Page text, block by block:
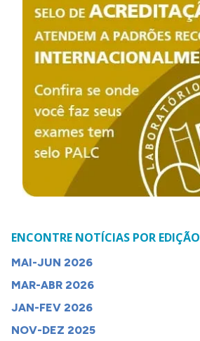
ENCONTRE NOTÍCIAS POR EDIÇÃO
MAI-JUN 2026
MAR-ABR 2026
JAN-FEV 2026
NOV-DEZ 2025